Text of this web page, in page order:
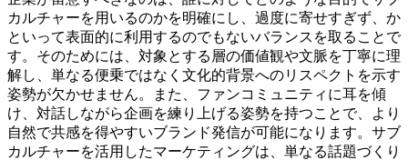
カルチャーを用いるのかを明確にし、過度に寄せすぎず、か
といって表面的に利用するのでもないバランスを取ることで
す。そのためには、対象とする層の価値観や文脈を丁寧に理
解し、単なる便乗ではなく文化的背景へのリスペクトを示す
姿勢が欠かせません。また、ファンコミュニティに耳を傾
け、対話しながら企画を練り上げる姿勢を持つことで、より
自然で共感を得やすいブランド発信が可能になります。サブ
カルチャーを活用したマーケティングは、単なる話題づくり